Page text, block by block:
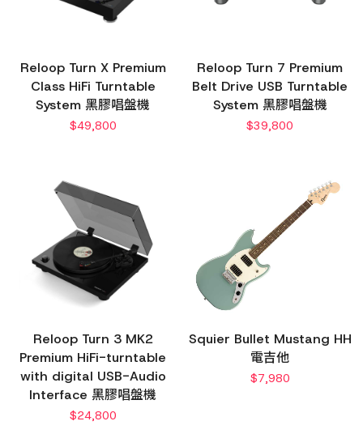
Reloop Turn X Premium
Class HiFi Turntable
System 黑膠唱盤機
$49,800
Reloop Turn 7 Premium
Belt Drive USB Turntable
System 黑膠唱盤機
$39,800
Reloop Turn 3 MK2
Premium HiFi-turntable
with digital USB-Audio
Interface 黑膠唱盤機
$24,800
Squier Bullet Mustang HH
電吉他
$7,980